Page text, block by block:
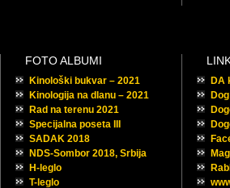
FOTO ALBUMI
Kinološki bukvar – 2021
Kinologija na dlanu – 2021
Rad na terenu 2021
Specijalna poseta III
SADAK 2018
NDS-Sombor 2018, Srbija
H-leglo
T-leglo
DA